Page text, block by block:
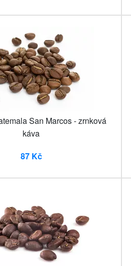
San Marcos - zrnková
káva
87 Kč